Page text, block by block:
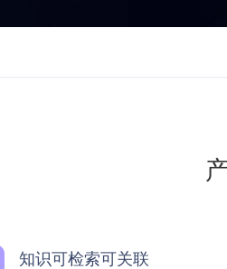
知识可检索可关联